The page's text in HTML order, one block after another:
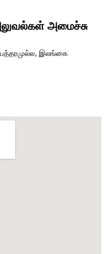
அமைச்சு
பத்தரமுல்ல, இலங்கை